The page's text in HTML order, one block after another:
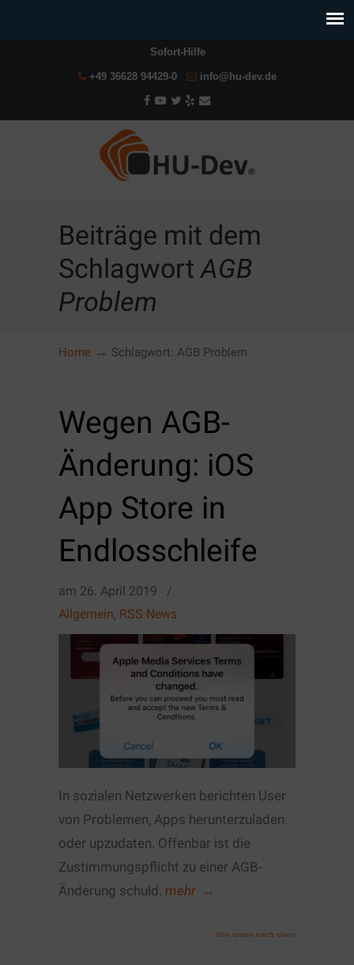
Sofort-Hilfe
+49 36628 94429-0 info@hu-dev.de
Beiträge mit dem
SchlagwortAGB
Problem
Home → Schlagwort: AGB Problem
Wegen AGB-
Änderung: iOS
App Store in
Endlosschleife
am 26. April 2019
/
Allgemein, RSS News
In sozialen Netzwerken berichten User
von Problemen, Apps herunterzuladen
oder upzudaten. Offenbar ist die
Zustimmungspflicht zu einer AGB-
Änderung schuld. mehr →
Von unten nach oben